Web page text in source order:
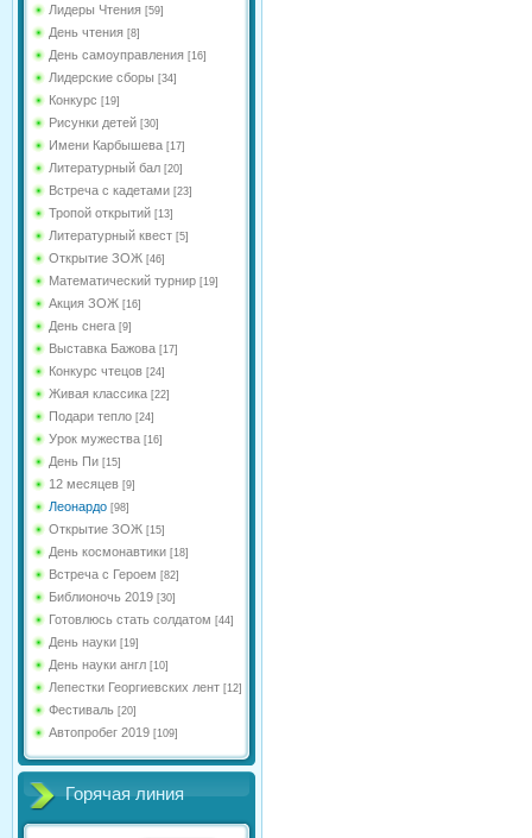
Лидеры Чтения [59]
День чтения [8]
День самоуправления [16]
Лидерские сборы [34]
Конкурс [19]
Рисунки детей [30]
Имени Карбышева [17]
Литературный бал [20]
Встреча с кадетами [23]
Тропой открытий [13]
Литературный квест [5]
Открытие ЗОЖ [46]
Математический турнир [19]
Акция ЗОЖ [16]
День снега [9]
Выставка Бажова [17]
Конкурс чтецов [24]
Живая классика [22]
Подари тепло [24]
Урок мужества [16]
День Пи [15]
12 месяцев [9]
Леонардо [98]
Открытие ЗОЖ [15]
День космонавтики [18]
Встреча с Героем [82]
Библионочь 2019 [30]
Готовлюсь стать солдатом [44]
День науки [19]
День науки англ [10]
Лепестки Георгиевских лент [12]
Фестиваль [20]
Автопробег 2019 [109]
Горячая линия